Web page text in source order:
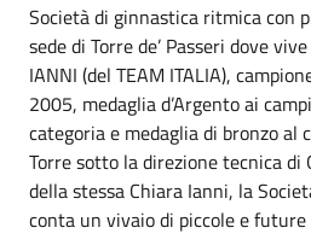
Società di ginnastica ritmica con
sede di Torre de’ Passeri dove
IANNI (del TEAM ITALIA),
2005, medaglia d’Argento ai
categoria e medaglia di bronzo al
Torre sotto la direzione tecnica di
della stessa Chiara Ianni, la
conta un vivaio di piccole e future